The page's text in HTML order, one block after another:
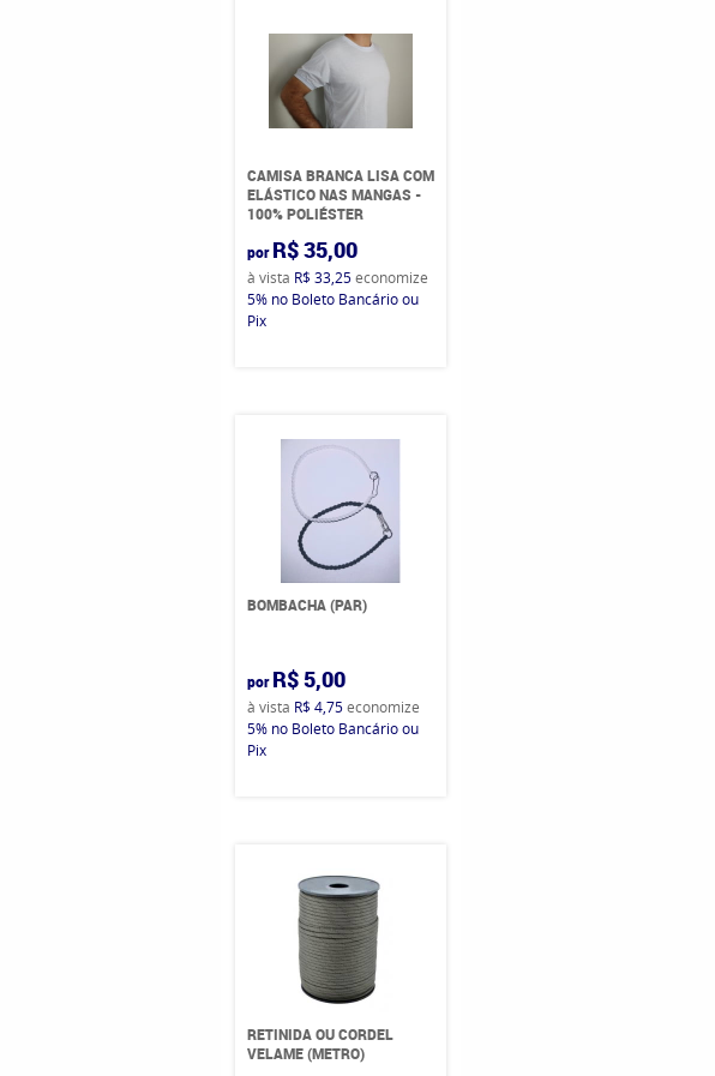
CAMISA BRANCA LISA COM
ELÁSTICO NAS MANGAS -
100% POLIÉSTER
por R$ 35,00
à vista R$ 33,25economize
5% no Boleto Bancário ou
Pix
BOMBACHA (PAR)
por R$ 5,00
à vista R$ 4,75economize
5% no Boleto Bancário ou
Pix
RETINIDA OU CORDEL
VELAME (METRO)